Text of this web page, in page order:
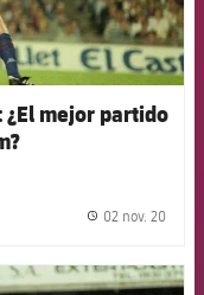
¿El mejor partido
02 nov. 20
badge